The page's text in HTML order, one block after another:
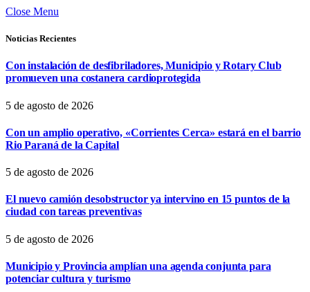
Close Menu
Noticias Recientes
Con instalación de desfibriladores, Municipio y Rotary Club
promueven una costanera cardioprotegida
5 de agosto de 2026
Con un amplio operativo, «Corrientes Cerca» estará en el barrio
Rio Paraná de la Capital
5 de agosto de 2026
El nuevo camión desobstructor ya intervino en 15 puntos de la
ciudad con tareas preventivas
5 de agosto de 2026
Municipio y Provincia amplían una agenda conjunta para
potenciar cultura y turismo